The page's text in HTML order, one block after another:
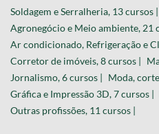
Soldagem e Serralheria, 13 cursos |
Agronegócio e Meio ambiente, 21
Ar condicionado, Refrigeração e
Corretor de imóveis, 8 cursos |
Jornalismo, 6 cursos |
Moda,
Gráfica e Impressão 3D, 7 cursos |
Outras profissões, 11 cursos |